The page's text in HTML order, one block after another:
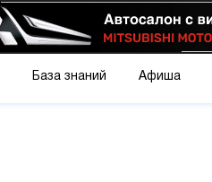
База знаний Афиша